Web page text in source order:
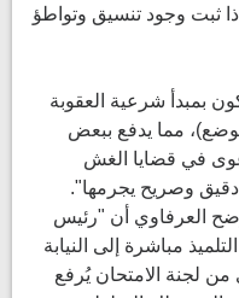
ثبت وجود تنسيق وتواطؤ
بمبدأ شرعية العقوبة
مما يدفع ببعض
في قضايا الغش
دقيق وصريح يجرمها".
أوضح العرفاوي أن "رئيس
مباشرة إلى النيابة
من لجنة الامتحان يُرفع